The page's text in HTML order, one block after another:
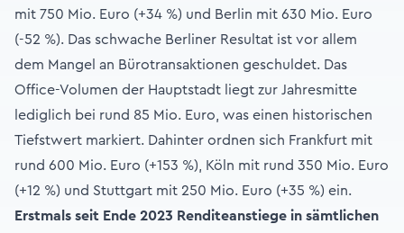
mit 750 Mio. Euro (+34 %) und Berlin mit 630 Mio. Euro
(-52 %). Das schwache Berliner Resultat ist vor allem
dem Mangel an Bürotransaktionen geschuldet. Das
Office-Volumen der Hauptstadt liegt zur Jahresmitte
lediglich bei rund 85 Mio. Euro, was einen historischen
Tiefstwert markiert. Dahinter ordnen sich Frankfurt mit
rund 600 Mio. Euro (+153 %), Köln mit rund 350 Mio. Euro
(+12 %) und Stuttgart mit 250 Mio. Euro (+35 %) ein.
Erstmals seit Ende 2023 Renditeanstiege in sämtlichen